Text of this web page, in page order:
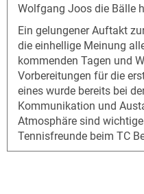
Wolfgang Joos die Bälle
Ein gelungener Auftakt
die einhellige Meinung
kommenden Tagen und
Vorbereitungen für die
eines wurde bereits bei
Kommunikation und
Atmosphäre sind
Tennisfreunde beim TC